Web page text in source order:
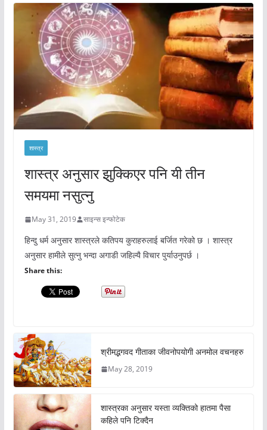
शास्त्र
शास्त्र अनुसार झुक्किएर पनि यी तीन
समयमा नसुत्नु
May 31, 2019 साइन्स इन्फोटेक
हिन्दु धर्म अनुसार शास्त्रले कतिपय कुराहरुलाई बर्जित गरेको छ । शास्त्र
अनुसार हामीले सुत्नु भन्दा अगाडी जहिल्यै विचार पुर्याउनुपर्छ ।
Share this:
श्रीमद्भगवद गीताका जीवनोपयोगी अनमोल वचनहरु
May 28, 2019
शास्त्रका अनुसार यस्ता व्यक्तिको हातमा पैसा
कहिले पनि टिक्दैन